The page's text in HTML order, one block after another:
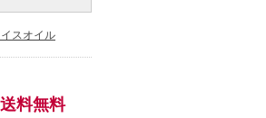
スオイル
送料無料